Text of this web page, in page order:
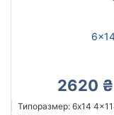
2620 ₴
Типоразмер: 6x14